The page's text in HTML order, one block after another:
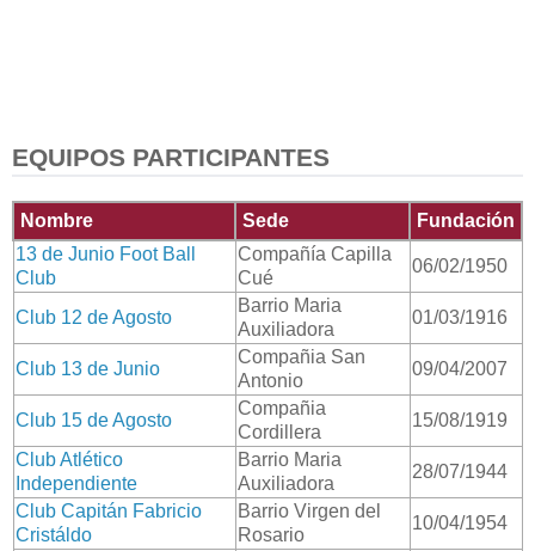
EQUIPOS PARTICIPANTES
Nombre Sede
Fundación
13 de Junio Foot Ball
Club
Compañía Capilla
Cué
06/02/1950
Club 12 de Agosto
Barrio Maria
Auxiliadora
01/03/1916
Club 13 de Junio
Compañia San
Antonio
09/04/2007
Club 15 de Agosto
Compañia
Cordillera
15/08/1919
Club Atlético
Independiente
Barrio Maria
Auxiliadora
28/07/1944
Club Capitán Fabricio
Cristáldo
Barrio Virgen del
Rosario
10/04/1954